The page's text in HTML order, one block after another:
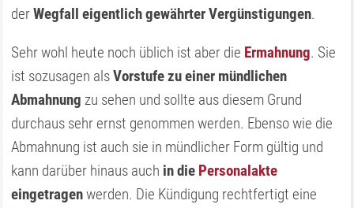
derWegfall eigentlich gewährter Vergünstigungen.
Sehr wohl heute noch üblich ist aber die Ermahnung. Sie
ist sozusagen alsVorstufe zu einer mündlichen
Abmahnungzu sehen und sollte aus diesem Grund
durchaus sehr ernst genommen werden. Ebenso wie die
Abmahnung ist auch sie in mündlicher Form gültig und
kann darüber hinaus auch in die Personalakte
eingetragenwerden. Die Kündigung rechtfertigt eine